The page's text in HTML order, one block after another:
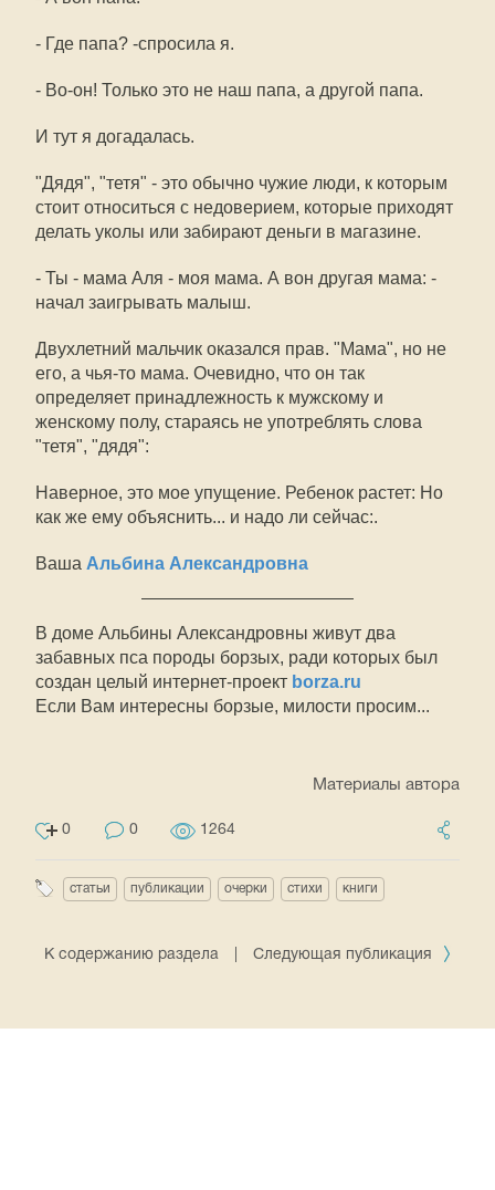
- Где папа? -спросила я.
- Во-он! Только это не наш папа, а другой папа.
И тут я догадалась.
"Дядя", "тетя" - это обычно чужие люди, к которым
стоит относиться с недоверием, которые приходят
делать уколы или забирают деньги в магазине.
- Ты - мама Аля - моя мама. А вон другая мама: -
начал заигрывать малыш.
Двухлетний мальчик оказался прав. "Мама", но не
его, а чья-то мама. Очевидно, что он так
определяет принадлежность к мужскому и
женскому полу, стараясь не употреблять слова
"тетя", "дядя":
Наверное, это мое упущение. Ребенок растет: Но
как же ему объяснить... и надо ли сейчас:.
Ваша Альбина Александровна
В доме Альбины Александровны живут два
забавных пса породы борзых, ради которых был
создан целый интернет-проект borza.ru
Если Вам интересны борзые, милости просим...
Материалы автора
0 0 1264
статьи публикации очерки стихи книги
К содержанию раздела Следующая публикация